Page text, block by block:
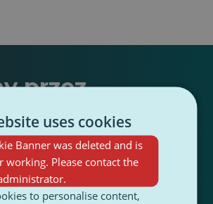
przez
·0 Obserwujący
uses cookies
Banner was deleted and is
working. Please contact the
to personalise content,